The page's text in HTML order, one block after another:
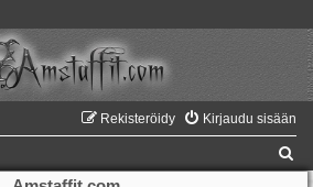
Kirjaudu sisään
Rekisteröidy